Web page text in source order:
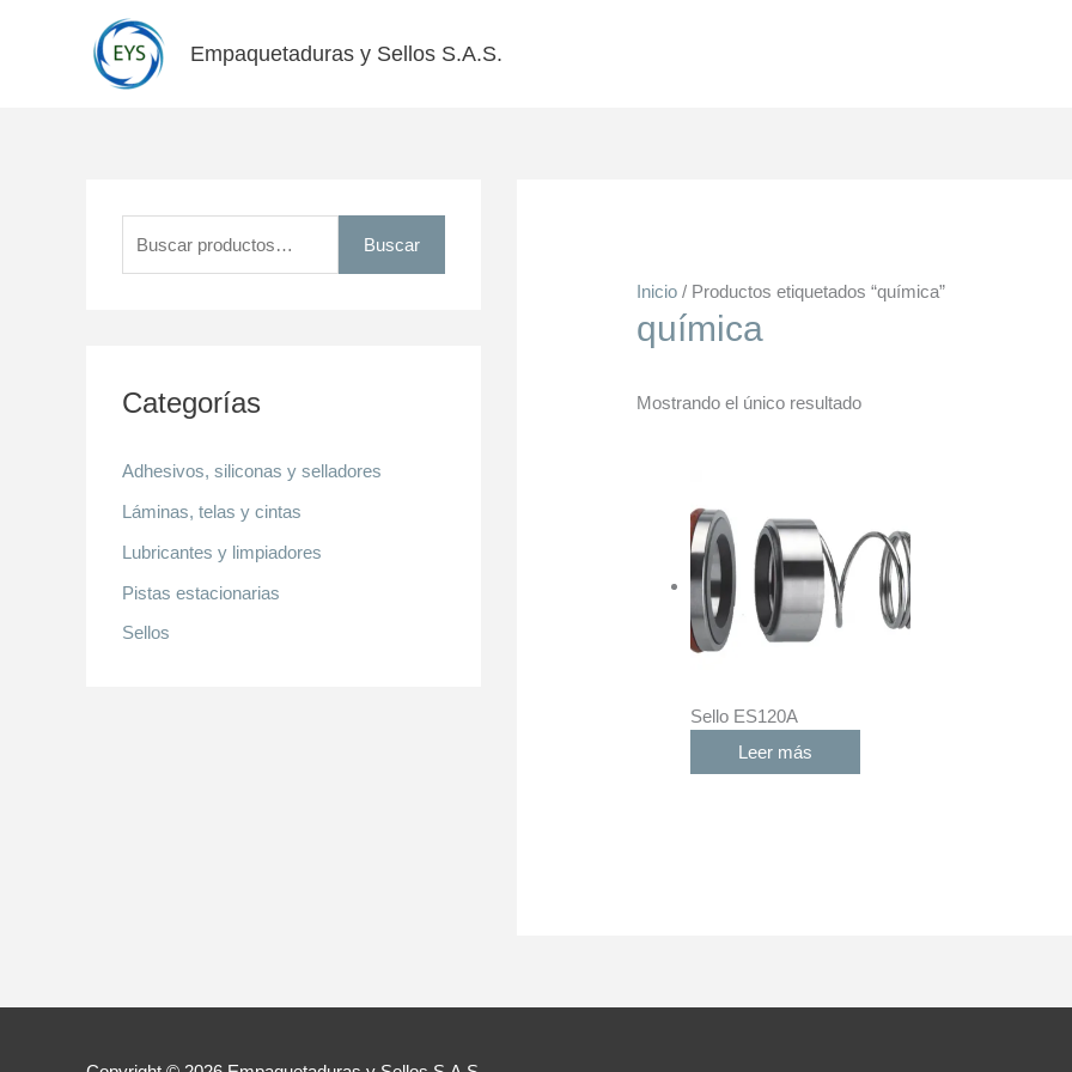
Empaquetaduras y Sellos S.A.S.
p
r
:
Buscar
Categorías
Adhesivos, siliconas y selladores
Láminas, telas y cintas
Lubricantes y limpiadores
Pistas estacionarias
Sellos
Inicio / Productos etiquetados “química”
química
Mostrando el único resultado
Sello ES120A
Leer más